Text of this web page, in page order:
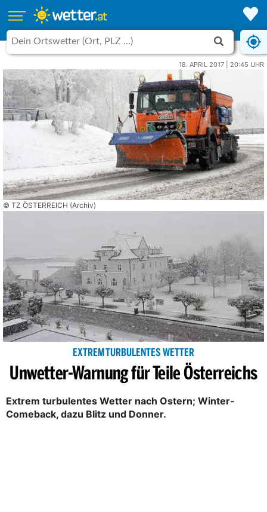
18. APRIL 2017 | 20:45 UHR
© TZ ÖSTERREICH (Archiv)
EXTREM TURBULENTES WETTER
Unwetter-Warnung für Teile Österreichs
Extrem turbulentes Wetter nach Ostern; Winter-
Comeback, dazu Blitz und Donner.